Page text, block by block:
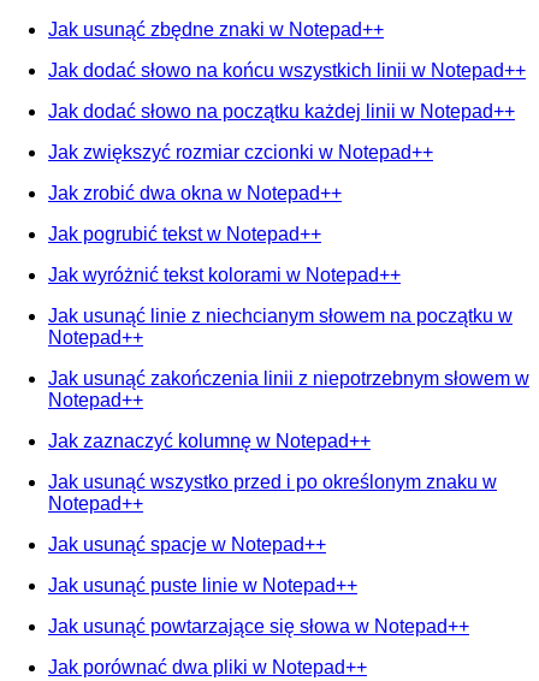
Jak usunąć zbędne znaki w Notepad++
Jak dodać słowo na końcu wszystkich linii w Notepad++
Jak dodać słowo na początku każdej linii w Notepad++
Jak zwiększyć rozmiar czcionki w Notepad++
Jak zrobić dwa okna w Notepad++
Jak pogrubić tekst w Notepad++
Jak wyróżnić tekst kolorami w Notepad++
Jak usunąć linie z niechcianym słowem na początku w
Notepad++
Jak usunąć zakończenia linii z niepotrzebnym słowem w
Notepad++
Jak zaznaczyć kolumnę w Notepad++
Jak usunąć wszystko przed i po określonym znaku w
Notepad++
Jak usunąć spacje w Notepad++
Jak usunąć puste linie w Notepad++
Jak usunąć powtarzające się słowa w Notepad++
Jak porównać dwa pliki w Notepad++